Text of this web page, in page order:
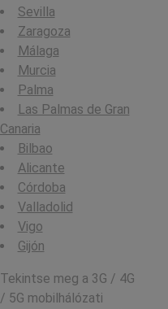
Sevilla
Zaragoza
Málaga
Murcia
Palma
Las Palmas de Gran
Canaria
Bilbao
Alicante
Córdoba
Valladolid
Vigo
Gijón
Tekintse meg a 3G / 4G
/ 5G mobilhálózati